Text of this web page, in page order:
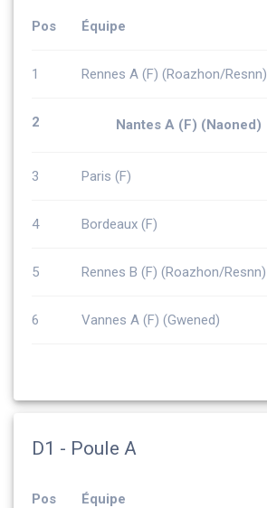
Pos Équipe
1 Rennes A (F) (Roazhon/Resnn)
2 Nantes A (F) (Naoned)
3 Paris (F)
4 Bordeaux (F)
5 Rennes B (F) (Roazhon/Resnn)
6 Vannes A (F) (Gwened)
D1 - Poule A
Pos Équipe